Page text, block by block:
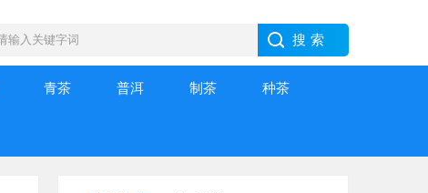
青茶 普洱 制茶 种茶